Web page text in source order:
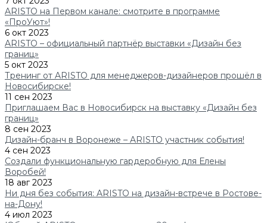
ARISTO на Первом канале: смотрите в программе
«ПроУют»!
6 окт 2023
ARISTO – официальный партнёр выставки «Дизайн без
границ»
5 окт 2023
Тренинг от ARISTO для менеджеров-дизайнеров прошёл в
Новосибирске!
11 сен 2023
Приглашаем Вас в Новосибирск на выставку «Дизайн без
границ»
8 сен 2023
Дизайн-бранч в Воронеже – ARISTO участник события!
4 сен 2023
Создали функциональную гардеробную для Елены
Воробей!
18 авг 2023
Ни дня без события: ARISTO на дизайн-встрече в Ростове-
на-Дону!
4 июл 2023